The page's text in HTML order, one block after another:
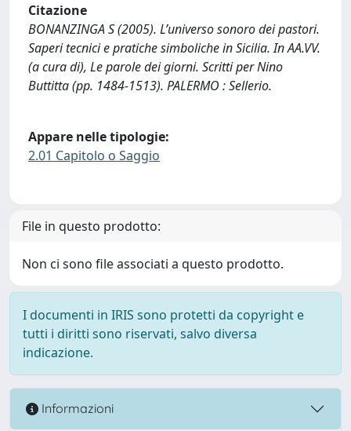
Citazione
BONANZINGA S (2005). L’universo sonoro dei pastori.
Saperi tecnici e pratiche simboliche in Sicilia. In AA.VV.
(a cura di), Le parole dei giorni. Scritti per Nino
Buttitta (pp. 1484-1513). PALERMO : Sellerio.
Appare nelle tipologie:
2.01 Capitolo o Saggio
File in questo prodotto:
Non ci sono file associati a questo prodotto.
I documenti in IRIS sono protetti da copyright e
tutti i diritti sono riservati, salvo diversa
indicazione.
Informazioni